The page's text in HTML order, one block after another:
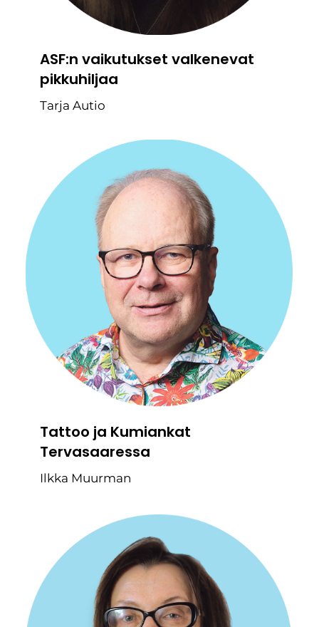
ASF:n vaikutukset valkenevat
pikkuhiljaa
Tarja Autio
Tattoo ja Kumiankat
Tervasaaressa
Ilkka Muurman